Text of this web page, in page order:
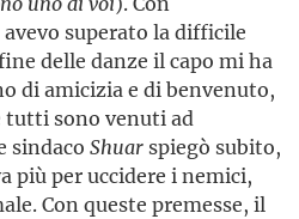
superato la difficile
delle danze il capo mi ha
di amicizia e di benvenuto,
tutti sono venuti ad
sindaco Shuarspiegò subito,
più per uccidere i nemici,
Con queste premesse, il